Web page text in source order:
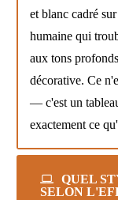
et blanc cadré
humaine qui
aux tons
décorative. Ce
— c'est un
exactement ce
QUEL
SELON